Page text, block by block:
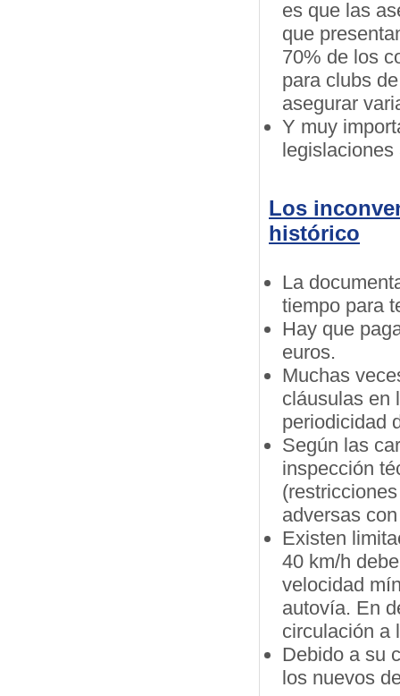
es que las
que
70% de los
para clubs
asegurar
Y muy
Los
histórico
La
tiempo para
Hay que
euros.
Muchas
cláusulas en
periodicidad
Según las
inspección
adversas
Existen
40 km/h
velocidad
autovía. En
circulación a
Debido a su
los nuevos